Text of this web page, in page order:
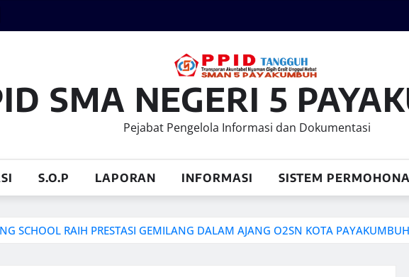
SMA NEGERI 5
Pejabat Pengelola Informasi dan Dokumentasi
S.O.P LAPORAN INFORMASI SISTEM
SCHOOL RAIH PRESTASI GEMILANG DALAM AJANG O2SN KOTA